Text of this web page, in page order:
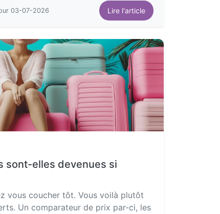
03-07-2026 Lire l'article
sont-elles devenues si
vous coucher tôt. Vous voilà plutôt
Un comparateur de prix par-ci, les